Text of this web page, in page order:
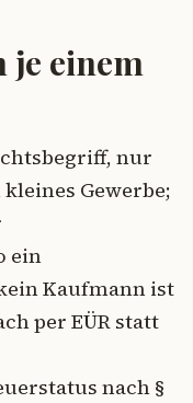
je einem
nur
Gewerbe;
ein
Kaufmann ist
per EÜR statt
nach §